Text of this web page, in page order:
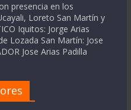
presencia en los
Loreto San Martín y
Iquitos: Jorge Arias
Lozada San Martín: Jose
Jose Arias Padilla